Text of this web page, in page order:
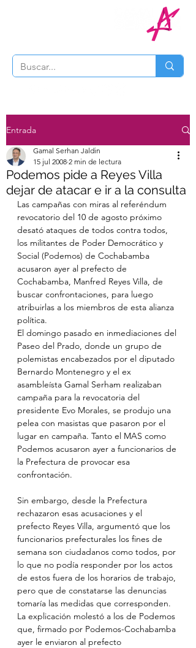
Entrada
Podemos pide a Reyes Villa
dejar de atacar e ir a la consulta
Gamal Serhan Jaldin
15 jul 2008 2 min de lectura
Las campañas con miras al referéndum
revocatorio del 10 de agosto próximo
desató ataques de todos contra todos,
los militantes de Poder Democrático y
Social (Podemos) de Cochabamba
acusaron ayer al prefecto de
Cochabamba, Manfred Reyes Villa, de
buscar confrontaciones, para luego
atribuirlas a los miembros de esta alianza
política.
El domingo pasado en inmediaciones del
Paseo del Prado, donde un grupo de
polemistas encabezados por el diputado
Bernardo Montenegro y el ex
asambleísta Gamal Serham realizaban
campaña para la revocatoria del
presidente Evo Morales, se produjo una
pelea con masistas que pasaron por el
lugar en campaña. Tanto el MAS como
Podemos acusaron ayer a funcionarios de
la Prefectura de provocar esa
confrontación.
Sin embargo, desde la Prefectura
rechazaron esas acusaciones y el
prefecto Reyes Villa, argumentó que los
funcionarios prefecturales los fines de
semana son ciudadanos como todos, por
lo que no podía responder por los actos
de estos fuera de los horarios de trabajo,
pero que de constatarse las denuncias
tomaría las medidas que corresponden.
La explicación molestó a los de Podemos
que, firmado por Podemos-Cochabamba
ayer le enviaron al prefecto